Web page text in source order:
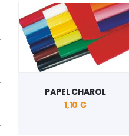
PAPEL CHAROL
1,10 €